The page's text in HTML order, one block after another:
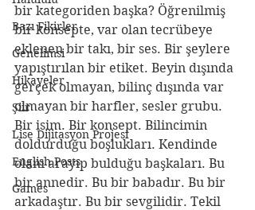
Bazı Fikirler
Genelimsi
Hikayeler
Şiir
Lise Dijitasyon Projesi
English Posts
Games
bir kategoriden başka? Öğrenilmiş
bir konsepte, var olan tecrübeye
eklenen bir takı, bir ses. Bir şeylere
yapıştırılan bir etiket. Beyin dışında
gerçek olmayan, bilinç dışında var
olmayan bir harfler, sesler grubu.
Bir isim. Bir konsept. Bilincimin
doldurduğu boşlukları. Kendinde
olanı arayıp bulduğu başkaları. Bu
bir annedir. Bu bir babadır. Bu bir
arkadaştır. Bu bir sevgilidir. Tekil